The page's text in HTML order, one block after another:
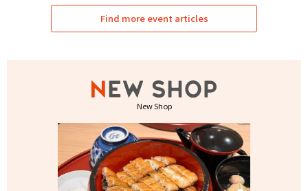
Find more event articles
New Shop